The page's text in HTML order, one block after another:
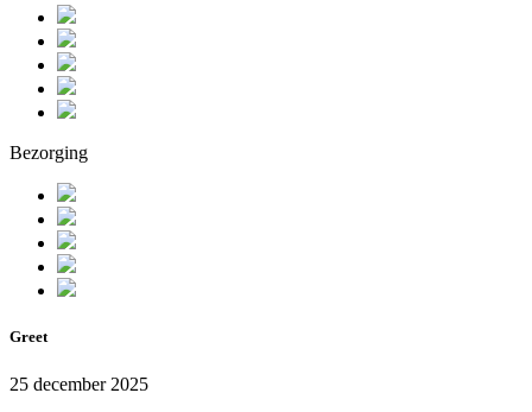
Bezorging
Greet
25 december 2025